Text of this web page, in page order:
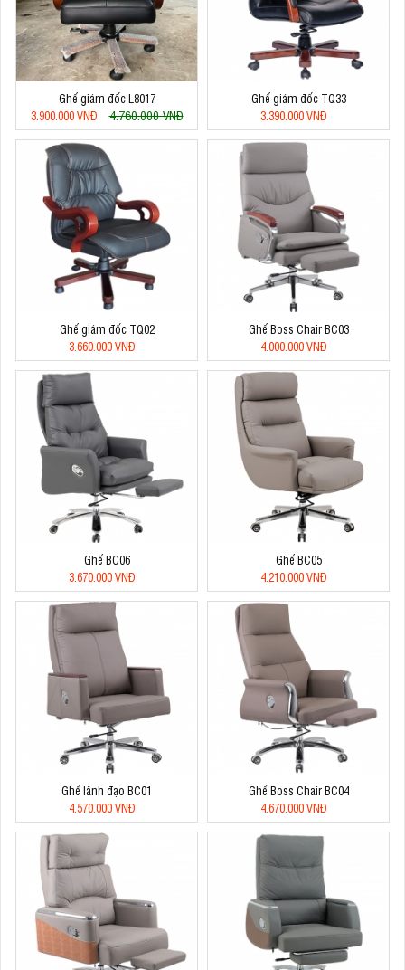
Ghế giám đốc L8017
3.900.000 VNĐ
4.760.000 VNĐ
Ghế giám đốc TQ33
3.390.000 VNĐ
Ghế giám đốc TQ02
3.660.000 VNĐ
Ghế Boss Chair BC03
4.000.000 VNĐ
Ghế BC06
3.670.000 VNĐ
Ghế BC05
4.210.000 VNĐ
Ghế lãnh đạo BC01
4.570.000 VNĐ
Ghế Boss Chair BC04
4.670.000 VNĐ